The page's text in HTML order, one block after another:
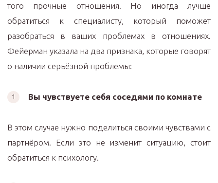
того прочные отношения. Но иногда лучше
обратиться к специалисту, который поможет
разобраться в ваших проблемах в отношениях.
Фейерман указала на два признака, которые говорят
о наличии серьёзной проблемы:
Вы чувствуете себя соседями по комнате
В этом случае нужно поделиться своими чувствами с
партнёром. Если это не изменит ситуацию, стоит
обратиться к психологу.